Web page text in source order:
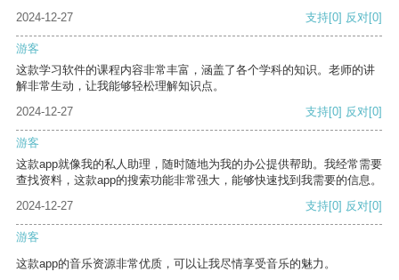
2024-12-27
支持[0] 反对[0]
游客
这款学习软件的课程内容非常丰富，涵盖了各个学科的知识。老师的讲
解非常生动，让我能够轻松理解知识点。
2024-12-27
支持[0] 反对[0]
游客
这款app就像我的私人助理，随时随地为我的办公提供帮助。我经常需要
查找资料，这款app的搜索功能非常强大，能够快速找到我需要的信息。
2024-12-27
支持[0] 反对[0]
游客
这款app的音乐资源非常优质，可以让我尽情享受音乐的魅力。